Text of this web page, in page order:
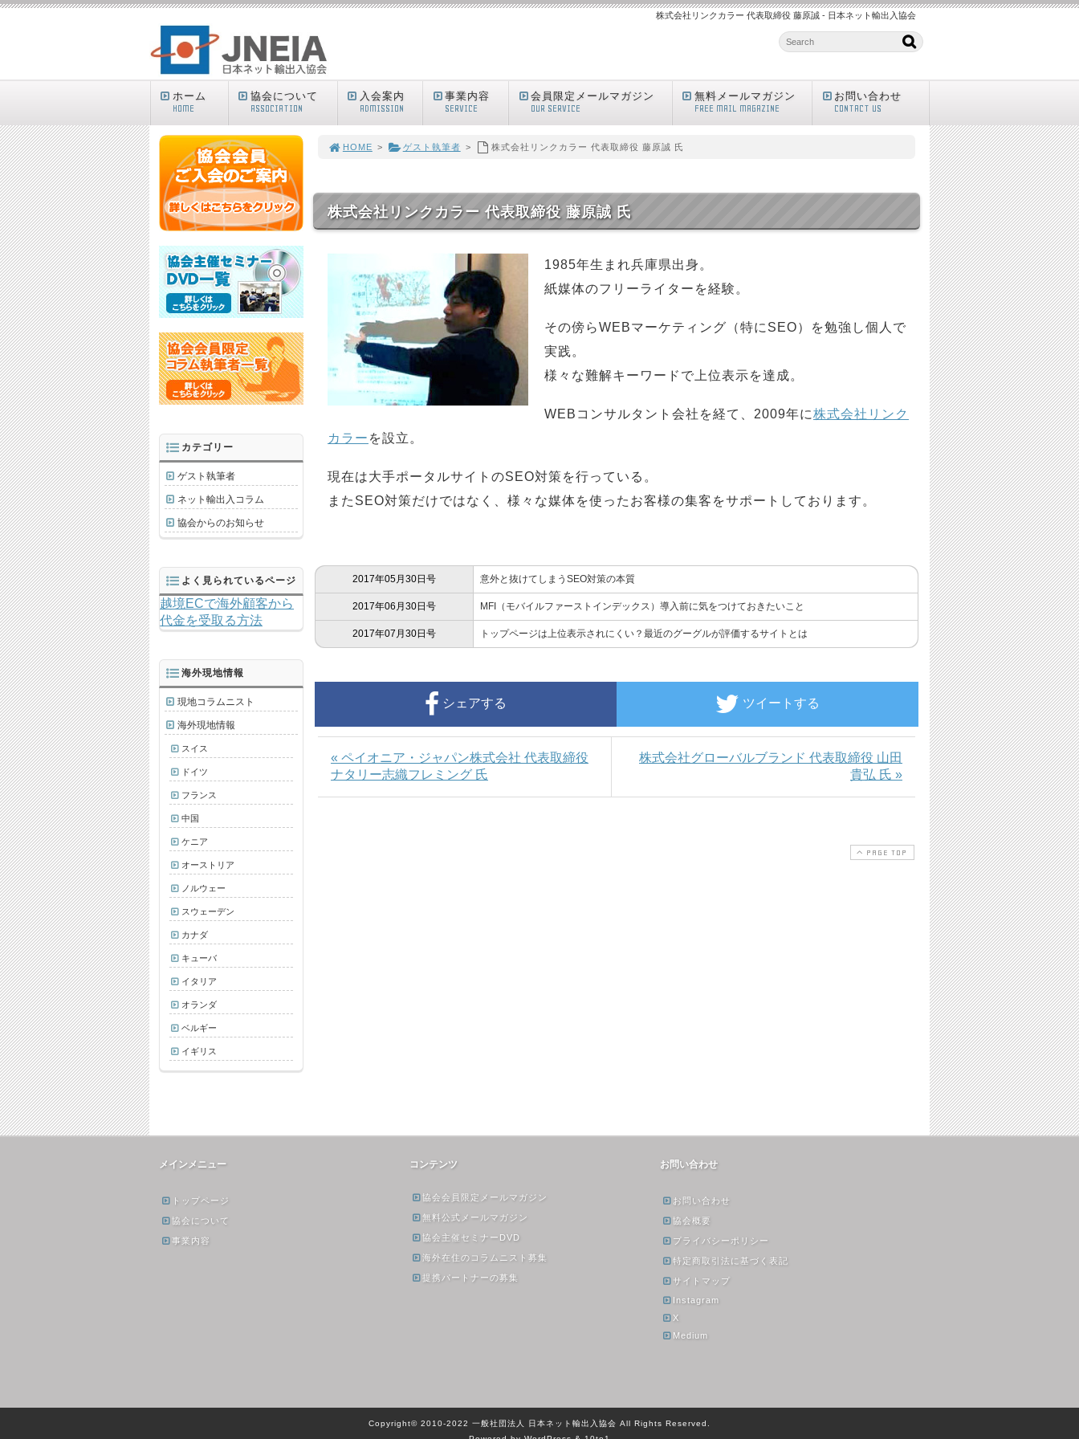
株式会社リンクカラー 代表取締役 藤原誠 - 日本ネット輸出入協会
ホーム
HOME
協会について
ASSOCIATION
入会案内
ADMISSION
事業内容
SERVICE
会員限定メールマガジン
OUR SERVICE
無料メールマガジン
FREE MAIL MAGAZINE
お問い合わせ
CONTACT US
HOME > ゲスト執筆者 > 株式会社リンクカラー 代表取締役 藤原誠 氏
株式会社リンクカラー 代表取締役 藤原誠 氏
1985年生まれ兵庫県出身。
紙媒体のフリーライターを経験。
その傍らWEBマーケティング（特にSEO）を勉強し個人で
実践。
様々な難解キーワードで上位表示を達成。
WEBコンサルタント会社を経て、2009年に株式会社リンク
カラー を設立。
現在は大手ポータルサイトのSEO対策を行っている。
またSEO対策だけではなく、様々な媒体を使ったお客様の集客をサポートしております。
2017年05月30日号 意外と抜けてしまうSEO対策の本質
2017年06月30日号 MFI（モバイルファーストインデックス）導入前に気をつけておきたいこと
2017年07月30日号 トップページは上位表示されにくい？最近のグーグルが評価するサイトとは
シェアする ツイートする
« ペイオニア・ジャパン株式会社 代表取締役
ナタリー志織フレミング 氏
株式会社グローバルブランド 代表取締役 山田
貴弘 氏 »
PAGE TOP
カテゴリー
ゲスト執筆者
ネット輸出入コラム
協会からのお知らせ
よく見られているページ
越境ECで海外顧客から
代金を受取る方法
海外現地情報
現地コラムニスト
海外現地情報
スイス
ドイツ
フランス
中国
ケニア
オーストリア
ノルウェー
スウェーデン
カナダ
キューバ
イタリア
オランダ
ベルギー
イギリス
メインメニュー
トップページ
協会について
事業内容
コンテンツ
協会会員限定メールマガジン
無料公式メールマガジン
協会主催セミナーDVD
海外在住のコラムニスト募集
提携パートナーの募集
お問い合わせ
お問い合わせ
協会概要
プライバシーポリシー
特定商取引法に基づく表記
サイトマップ
Instagram
X
Medium
Copyright© 2010-2022 一般社団法人 日本ネット輸出入協会 All Rights Reserved.